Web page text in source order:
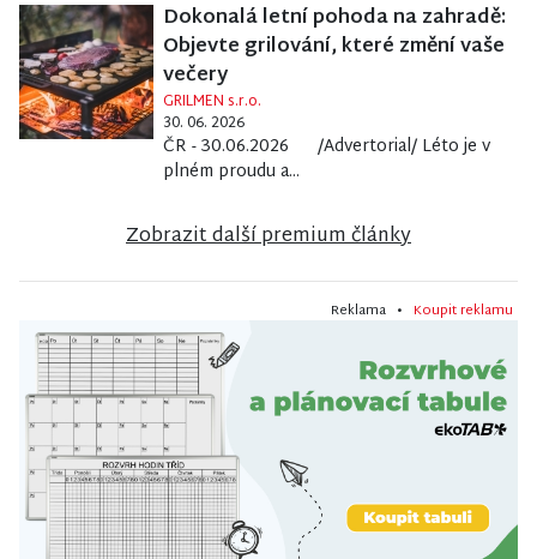
Dokonalá letní pohoda na zahradě:
Objevte grilování, které změní vaše
večery
GRILMEN s.r.o.
30. 06. 2026
ČR - 30.06.2026 /Advertorial/ Léto je v
plném proudu a...
Zobrazit další premium články
Reklama • Koupit reklamu